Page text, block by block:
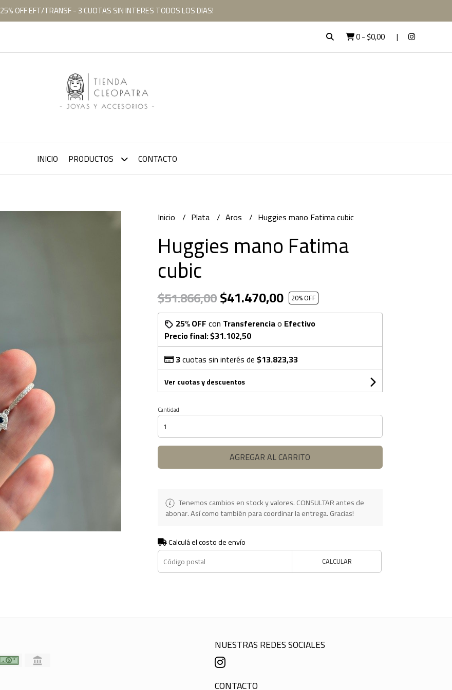
25% OFF EFT/TRANSF - 3 CUOTAS SIN INTERES TODOS LOS DIAS!
0-$0,00
INICIO PRODUCTOS CONTACTO
Inicio Plata Aros Huggies mano Fatima cubic
Huggies mano Fatima
cubic
$51.866,00$41.470,00 20% OFF
25% OFFcon Transferenciao Efectivo
Precio final:$31.102,50
3cuotas sin interés de$13.823,33
Ver cuotas y descuentos
Cantidad
AGREGAR AL CARRITO
Tenemos cambios en stock y valores. CONSULTAR antes de
abonar. Así como también para coordinar la entrega. Gracias!
Calculá el costo de envío
CALCULAR
NUESTRAS REDES SOCIALES
CONTACTO